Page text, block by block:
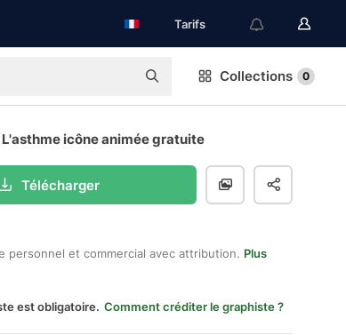
Tarifs
Collections 0
icône animée gratuite
Télécharger
personnel et commercial avec attribution. Plus
est obligatoire. Comment créditer le graphiste ?